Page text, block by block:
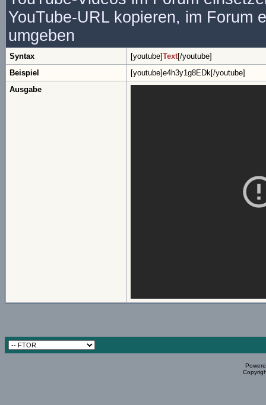
YouTube-URL kopieren, im Forum
umgeben
Syntax [youtube]Text[/youtube]
Beispiel
[youtube]e4h3y1g8EDk[/youtube]
Ausgabe